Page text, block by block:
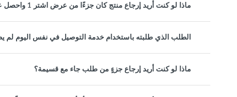
ماذا لو كنت أريد إرجاع منتج كان جزءًا من عرض اشتر 1 واحصل على 1 مجانًا أو عرض حزمة ترويجية؟
الطلب الذي طلبته باستخدام خدمة التوصيل في نفس اليوم
ماذا لو كنت أريد إرجاع جزءٍ من طلب جاء مع قسيمة؟